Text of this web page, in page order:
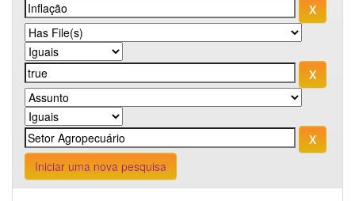
Iniciar uma nova pesquisa